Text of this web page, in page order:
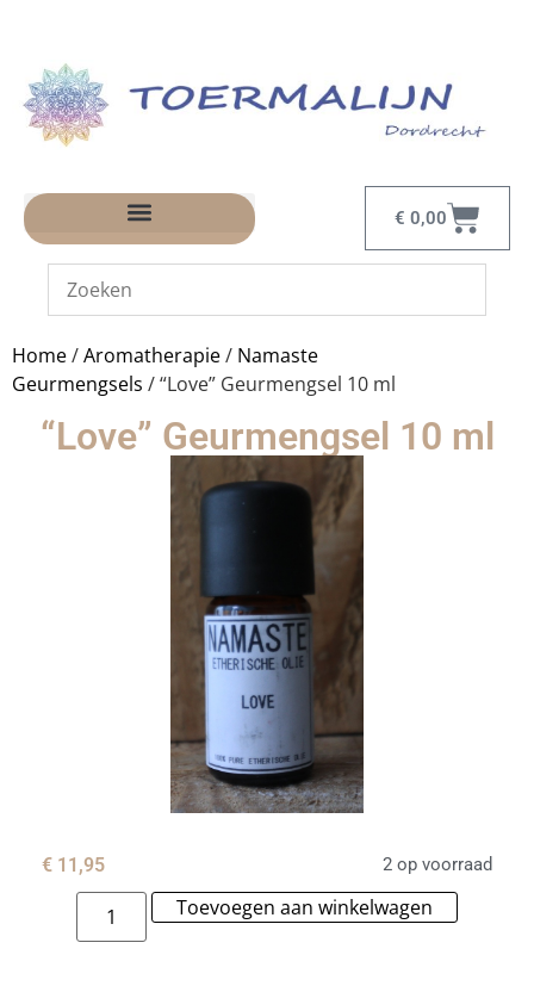
€ 0,00
Home/Aromatherapie/ Namaste
Geurmengsels / “Love” Geurmengsel 10 ml
“Love” Geurmengsel 10 ml
€ 11,95 2 op voorraad
Toevoegen aan winkelwagen